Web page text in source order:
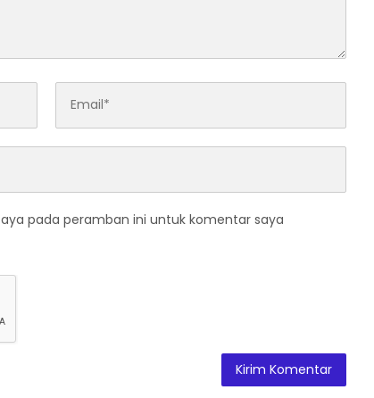
pada peramban ini untuk komentar saya